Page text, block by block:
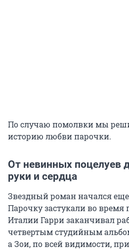
По случаю помолвки мы
историю любви парочки.
От невинных поцелуев
руки и сердца
Звездный роман начался еще
Парочку застукали во время
Италии Гарри заканчивал
четвертым студийным
а Зои, по всей видимости,